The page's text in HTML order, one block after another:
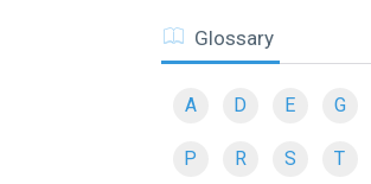
Glossary
A D E G
P R S T